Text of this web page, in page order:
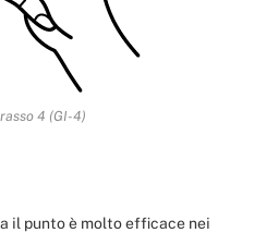
4 (GI-4)
il punto è molto efficace nei